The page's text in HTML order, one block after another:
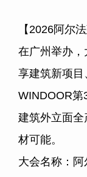
【2026阿尔
在广州举办
享建筑新项
WINDOOR第
建筑外立面
材可能。
大会名称：